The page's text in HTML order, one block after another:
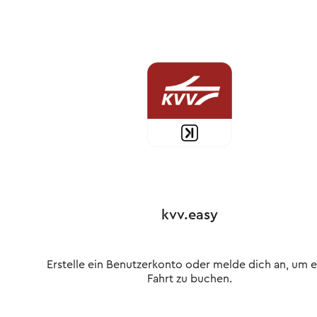
kvv.easy
Erstelle ein Benutzerkonto oder melde dich an, um
Fahrt zu buchen.